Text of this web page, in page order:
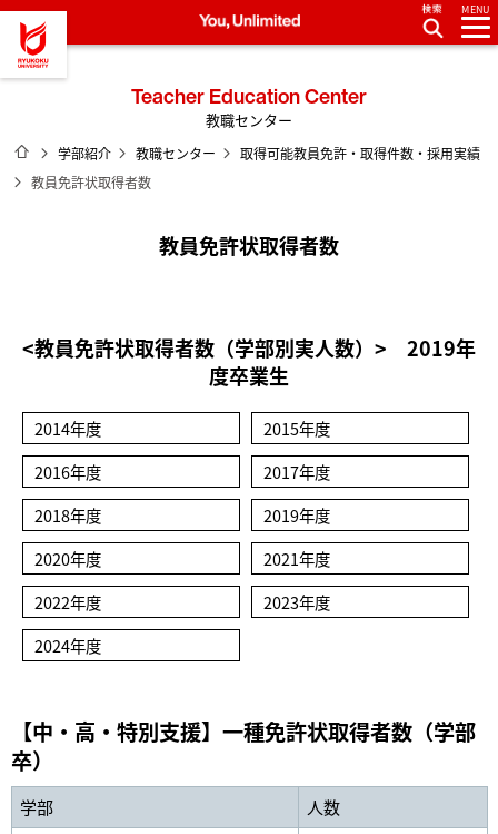
龍谷大学 You, Unlimited
MENU
Teacher Education Center
教職センター
ホーム
学部紹介 教職センター
取得可能教員免許・取得件数・採用実績
教員免許状取得者数
教員免許状取得者数
<教員免許状取得者数（学部別実人数）> 2019年
度卒業生
2014年度
2015年度
2016年度
2017年度
2018年度
2019年度
2020年度
2021年度
2022年度
2023年度
2024年度
【中・高・特別支援】一種免許状取得者数（学部
卒）
学部
人数